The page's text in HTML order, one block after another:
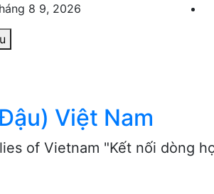
8 9, 2026
Việt Nam
of Vietnam "Kết nối dòng